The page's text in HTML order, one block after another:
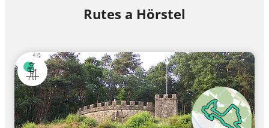
Rutes a Hörstel